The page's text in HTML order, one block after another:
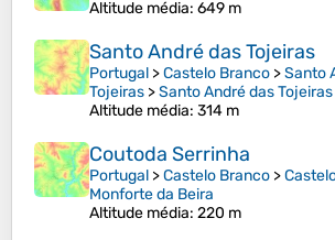
Altitude média: 649 m
Santo André das Tojeiras
Portugal >Castelo Branco >Santo
Tojeiras >Santo André das Tojeiras
Altitude média: 314 m
Coutoda Serrinha
Portugal >Castelo Branco >
Monforte da Beira
Altitude média: 220 m